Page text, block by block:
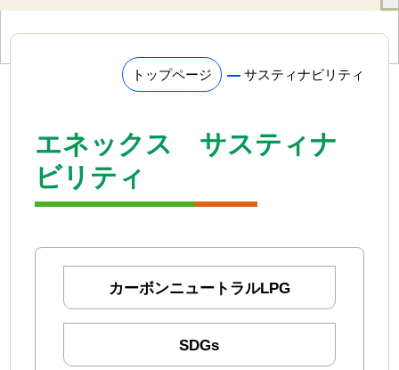
リフォーム
ゴルフ場
各種お手続き
ガスの利用開始・停止
お支払方法変更・名義変更
ガス機器の修理依頼
ガス設備の安全点検
緊急お困り
トップページ サスティナビリティ
エネックス サスティナ
ビリティ
カーボンニュートラルLPG
SDGs